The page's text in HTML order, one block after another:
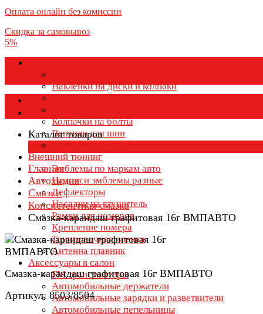
Оплата онлайн без комиссии
Скидка за самовывоз
5%
Наклейки на диски и колпаки
Колпаки на колеса
Колпачки на болты
Вентили для шин
Внешний тюнинг
Эмблемы по маркам авто
Надписи эмблемы разные
Дефлекторы
Насадки на глушитель
Рамки для номеров
Крепление номера
Тонировочная пленка
Антенна плавник
Аксессуары в салон
FM трансмиттеры
Автомобильные держатели
Автомобильные зарядки и разветвители
Автомобильные пепельницы
Каталог товаров
Каталог товаров
Главная
Автохимия
Смазки
Консистентная смазка
Смазка-карандаш графитовая 16г ВМПАВТО
Смазка-карандаш графитовая 16г ВМПАВТО
Артикул: 8503/8504